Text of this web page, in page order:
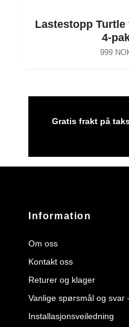
Lastestopp
4-
999
Gratis frakt på
Information
Om oss
Kontakt oss
Returer og klager
Vanlige spørsmål og svar
Installasjonsveiledning